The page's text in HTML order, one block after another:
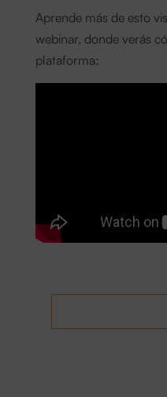
Aprende más de esto
webinar, donde verás
plataforma: